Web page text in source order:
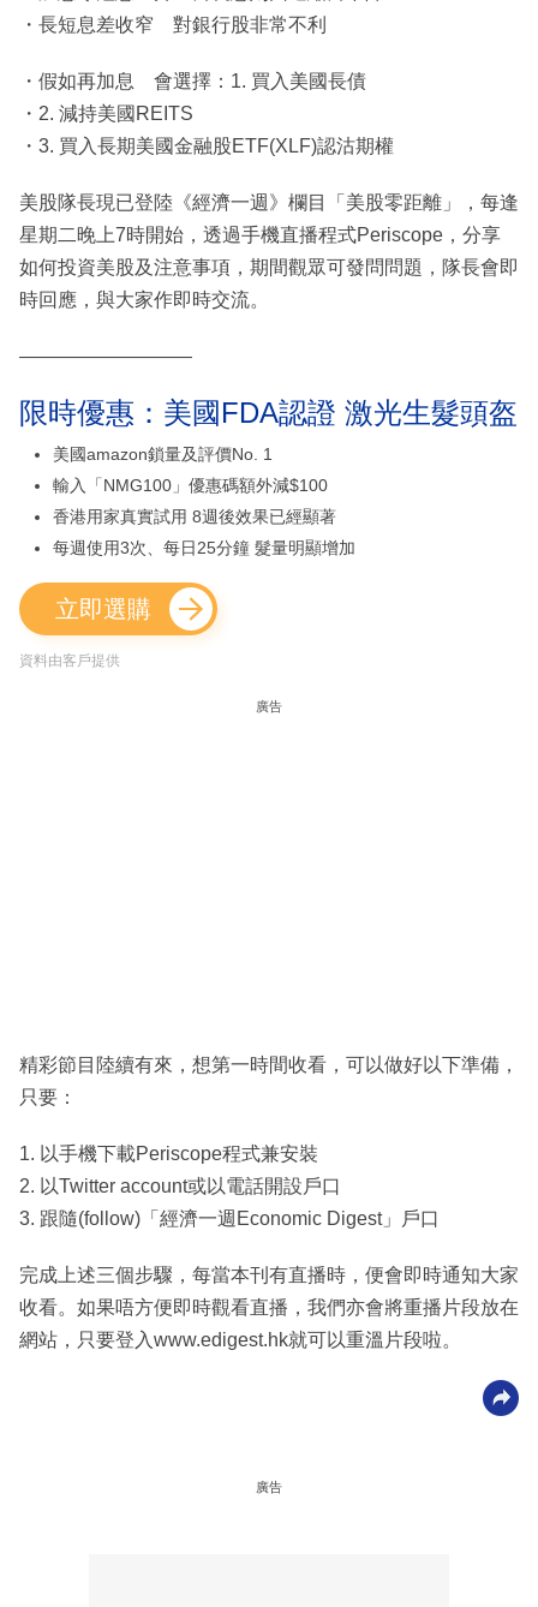
・長短息差收窄 對銀行股非常不利
・假如再加息 會選擇：1. 買入美國長債
・2. 減持美國REITS
・3. 買入長期美國金融股ETF(XLF)認沽期權
美股隊長現已登陸《經濟一週》欄目「美股零距離」，每逢
星期二晚上7時開始，透過手機直播程式Periscope，分享
如何投資美股及注意事項，期間觀眾可發問問題，隊長會即
時回應，與大家作即時交流。
—————————
限時優惠：美國FDA認證 激光生髮頭盔
美國amazon鎖量及評價No. 1
輸入「NMG100」優惠碼額外減$100
香港用家真實試用 8週後效果已經顯著
每週使用3次、每日25分鐘 髮量明顯增加
立即選購
資料由客戶提供
廣告
精彩節目陸續有來，想第一時間收看，可以做好以下準備，
只要：
1. 以手機下載Periscope程式兼安裝
2. 以Twitter account或以電話開設戶口
3. 跟隨(follow)「經濟一週Economic Digest」戶口
完成上述三個步驟，每當本刊有直播時，便會即時通知大家
收看。如果唔方便即時觀看直播，我們亦會將重播片段放在
網站，只要登入www.edigest.hk就可以重溫片段啦。
廣告